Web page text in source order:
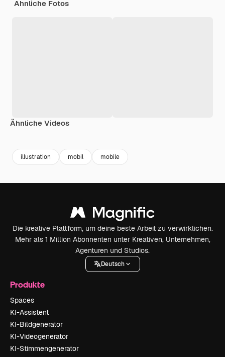
Ähnliche Fotos
Ähnliche Videos
illustration mobil mobile
Die kreative Plattform, um deine beste Arbeit zu verwirklichen.
Mehr als 1 Million Abonnenten unter Kreativen, Unternehmen,
Agenturen und Studios.
Deutsch
Produkte
Spaces
KI-Assistent
KI-Bildgenerator
KI-Videogenerator
KI-Stimmengenerator